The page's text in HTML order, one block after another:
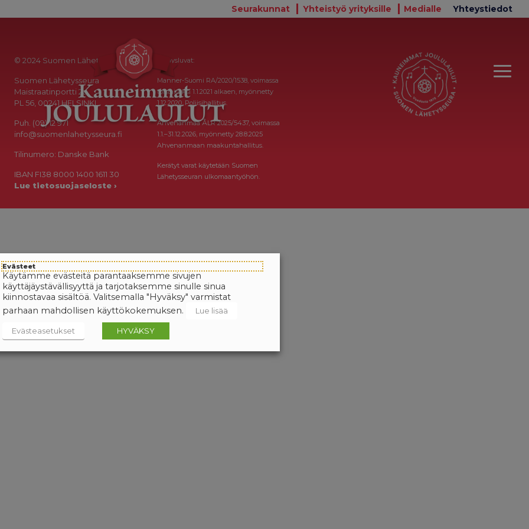
Seurakunnat Yhteistyö yrityksille Medialle Yhteystiedot
© 2024 Suomen Lähetysseura
Suomen Lähetysseura
Maistraatinportti 2a
PL 56, 00241 HELSINKI
Puh. (09) 12 971
info@suomenlahetysseura.fi
Tilinumero: Danske Bank
IBAN FI38 8000 1400 1611 30
Lue tietosuojaseloste ›
Keräysluvat:
Manner-Suomi RA/2020/1538, voimassa
toistaiseksi 1.1.2021 alkaen, myönnetty
1.12.2020, Poliisihallitus.
Ahvenanmaa ÅLR 2025/5437, voimassa
1.1.–31.12.2026, myönnetty 28.8.2025
Ahvenanmaan maakuntahallitus.
Kerätyt varat käytetään Suomen
Lähetysseuran ulkomaantyöhön.
Evästeet
Käytämme evästeitä parantaaksemme sivujen
käyttäjäystävällisyyttä ja tarjotaksemme sinulle sinua
kiinnostavaa sisältöä. Valitsemalla "Hyväksy" varmistat
parhaan mahdollisen käyttökokemuksen.
Lue lisää
Evästeasetukset HYVÄKSY